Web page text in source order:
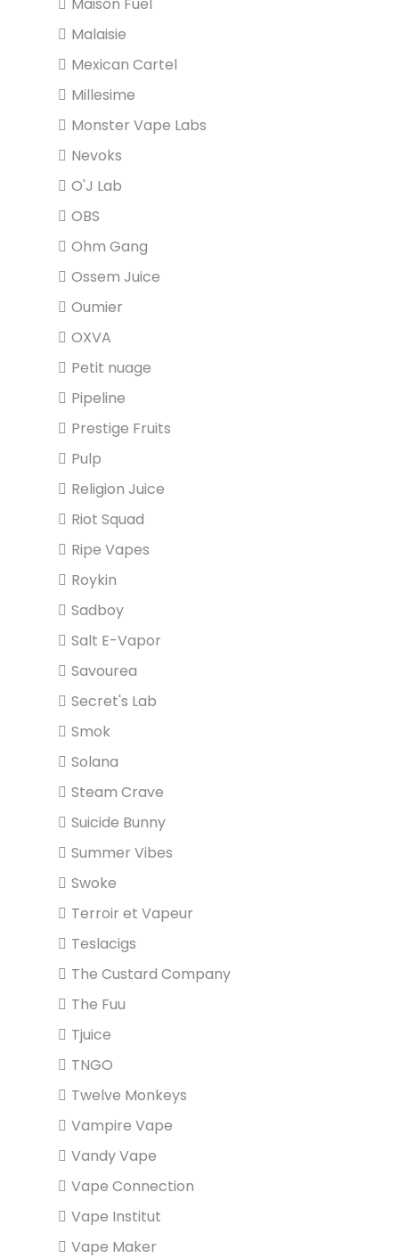
Malaisie
Mexican Cartel
Millesime
Monster Vape Labs
Nevoks
O'J Lab
OBS
Ohm Gang
Ossem Juice
Oumier
OXVA
Petit nuage
Pipeline
Prestige Fruits
Pulp
Religion Juice
Riot Squad
Ripe Vapes
Roykin
Sadboy
Salt E-Vapor
Savourea
Secret's Lab
Smok
Solana
Steam Crave
Suicide Bunny
Summer Vibes
Swoke
Terroir et Vapeur
Teslacigs
The Custard Company
The Fuu
Tjuice
TNGO
Twelve Monkeys
Vampire Vape
Vandy Vape
Vape Connection
Vape Institut
Vape Maker